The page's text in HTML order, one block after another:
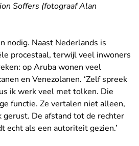
Soffers (fotograaf Alan
nodig. Naast Nederlands is
procestaal, terwijl veel inwoners
op Aruba wonen veel
en Venezolanen. ‘Zelf spreek
ik werk veel met tolken. Die
functie. Ze vertalen niet alleen,
gerust. De afstand tot de rechter
echt als een autoriteit gezien.’